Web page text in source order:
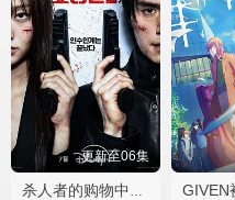
更新至06集
杀人者的购物中心2